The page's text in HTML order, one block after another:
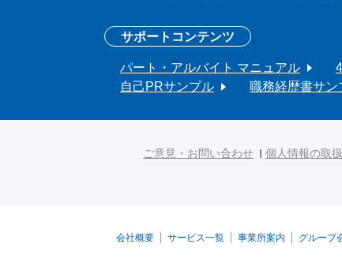
サポートコンテンツ
パート・アルバイト マニュアル
自己PRサンプル
職務経歴書サン
ご意見・お問い合わせ 個人情報の取
会社概要 サービス一覧 事業所案内 グループ